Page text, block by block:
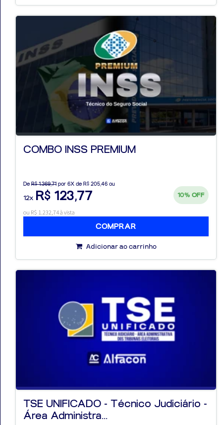
COMBO INSS PREMIUM
De R$ 1.369,71 por 6X de R$ 205,46 ou
12x R$ 123,77 10% OFF
ou R$ 1.232,74 à vista
COMPRAR
Adicionar ao carrinho
TSE UNIFICADO - Técnico Judiciário -
Área Administra...